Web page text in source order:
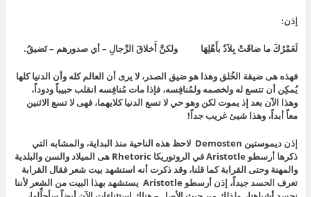
إذن:
لَعَمْرُكَ ما ضاقَتْ بِلاَدٌ بأَهْلِهَا ولكنَّ أَخلاقَ الرِّجالِ – أي صدورهم – تَضيقُ.
فهذه هى ضيقة الخُلق وهذا هو ضيق الصدر، لا يرى أن العالم كله وأن الدنيا كلها
يُمكِن أن تتسع له ولخصمه ولمُنافِسه، فإذا مات مُنافِسه انقلب حبيباً ودوداً،
وهذا الآن بعد إذ يموت لكن وهو حي لا تسع الدنيا كلايهما، فهى لا تسع الاثنين
معاً أبداً، وهذا شيئ غريب جداً!
إذن ديموستين Demosten لاحظ هذه الناحية منذ البداية، والمشابه التي
ذكرها أرسطو Aristotle في الروتوريكا Rhetoric هى الميلاد والسن والبلدية
والمهنة وحتى القرابة كما قلنا، وقد ذكرت أنه استشهد بيت شعر فقال القرابة
تعرف الحسد جيداً، إذن أرسطو Aristotle يستشهد بهذا البيت من الشعر لأننا